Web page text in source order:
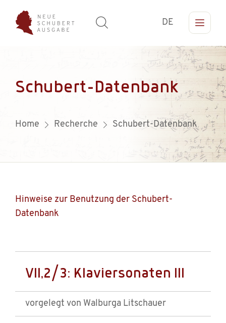
DE
Schubert-Datenbank
Home Recherche Schubert-Datenbank
Hinweise zur Benutzung der Schubert-
Datenbank
VII,2/3: Klaviersonaten III
vorgelegt von Walburga Litschauer